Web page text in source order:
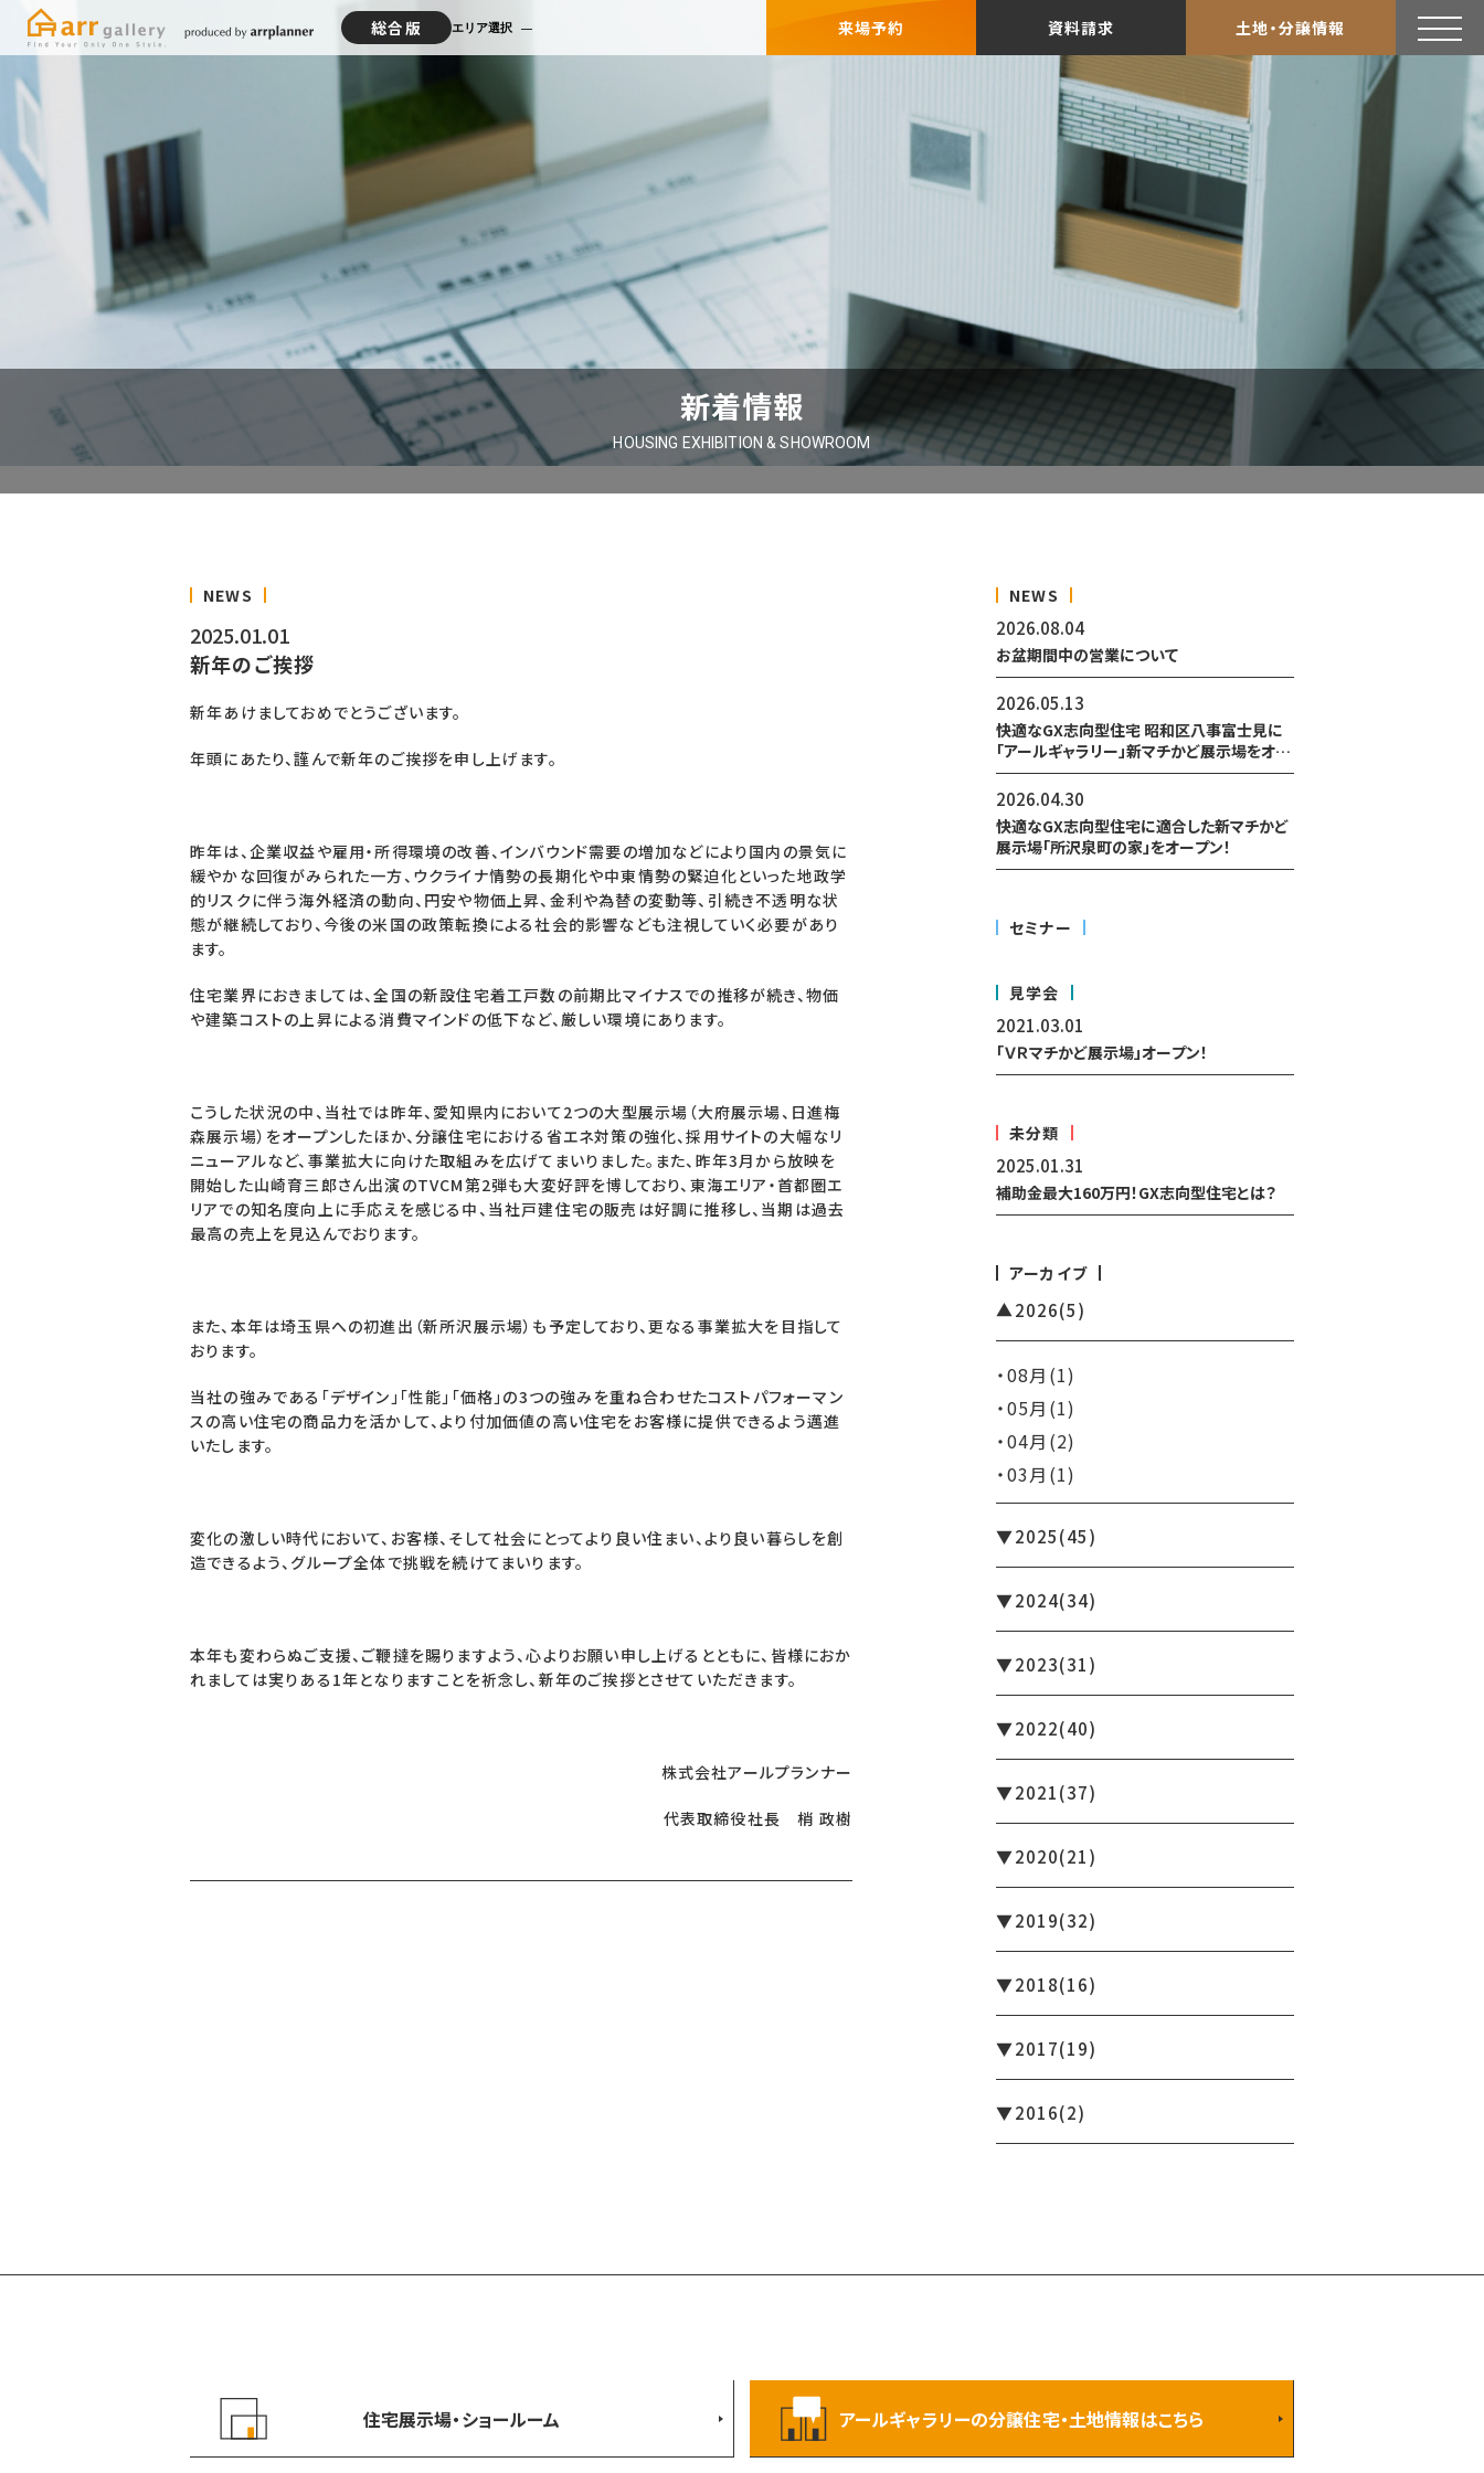
総合版 エリア選択 来場予約 資料請求 土地・分譲情報
新着情報
HOUSING EXHIBITION & SHOWROOM
NEWS
2025.01.01
新年のご挨拶
新年あけましておめでとうございます。
年頭にあたり、謹んで新年のご挨拶を申し上げます。
昨年は、企業収益や雇用・所得環境の改善、インバウンド需要の増加などにより国内の景気に
緩やかな回復がみられた一方、ウクライナ情勢の長期化や中東情勢の緊迫化といった地政学
的リスクに伴う海外経済の動向、円安や物価上昇、金利や為替の変動等、引続き不透明な状
態が継続しており、今後の米国の政策転換による社会的影響なども注視していく必要があり
ます。
住宅業界におきましては、全国の新設住宅着工戸数の前期比マイナスでの推移が続き、物価
や建築コストの上昇による消費マインドの低下など、厳しい環境にあります。
こうした状況の中、当社では昨年、愛知県内において2つの大型展示場（大府展示場、日進梅
森展示場）をオープンしたほか、分譲住宅における省エネ対策の強化、採用サイトの大幅なリ
ニューアルなど、事業拡大に向けた取組みを広げてまいりました。また、昨年3月から放映を
開始した山崎育三郎さん出演のTVCM第2弾も大変好評を博しており、東海エリア・首都圏エ
リアでの知名度向上に手応えを感じる中、当社戸建住宅の販売は好調に推移し、当期は過去
最高の売上を見込んでおります。
また、本年は埼玉県への初進出（新所沢展示場）も予定しており、更なる事業拡大を目指して
おります。
当社の強みである「デザイン」「性能」「価格」の3つの強みを重ね合わせたコストパフォーマン
スの高い住宅の商品力を活かして、より付加価値の高い住宅をお客様に提供できるよう邁進
いたします。
変化の激しい時代において、お客様、そして社会にとってより良い住まい、より良い暮らしを創
造できるよう、グループ全体で挑戦を続けてまいります。
本年も変わらぬご支援、ご鞭撻を賜りますよう、心よりお願い申し上げるとともに、皆様におか
れましては実りある1年となりますことを祈念し、新年のご挨拶とさせていただきます。
株式会社アールプランナー
代表取締役社長 梢 政樹
NEWS
2026.08.04
お盆期間中の営業について
2026.05.13
快適なGX志向型住宅 昭和区八事富士見に
「アールギャラリー」新マチかど展示場をオー
プン予定！
2026.04.30
快適なGX志向型住宅に適合した新マチかど
展示場「所沢泉町の家」をオープン！
セミナー
見学会
2021.03.01
「ＶＲマチかど展示場」オープン！
未分類
2025.01.31
補助金最大160万円！GX志向型住宅とは？
アーカイブ
2026(5)
08月(1)
05月(1)
04月(2)
03月(1)
2025(45)
2024(34)
2023(31)
2022(40)
2021(37)
2020(21)
2019(32)
2018(16)
2017(19)
2016(2)
住宅展示場・ショールーム アールギャラリーの分譲住宅・土地情報はこちら